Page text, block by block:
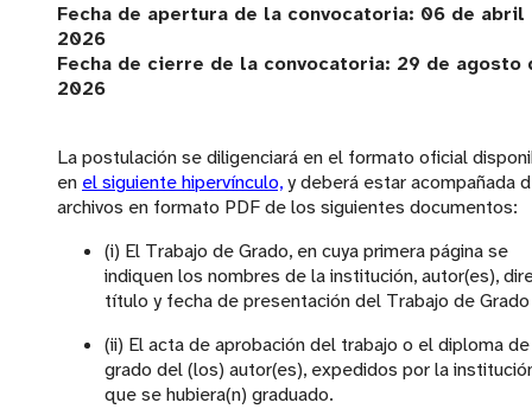
Fecha de apertura de la convocatoria: 06 de abril
2026
Fecha de cierre de la convocatoria: 29 de agosto
2026
La postulación se diligenciará en el formato oficial
en el siguiente hipervínculo,y deberá estar acompañada
archivos en formato PDF de los siguientes documentos:
(i) El Trabajo de Grado, en cuya primera página se
indiquen los nombres de la institución, autor(es),
título y fecha de presentación del Trabajo de Grado
(ii) El acta de aprobación del trabajo o el diploma de
grado del (los) autor(es), expedidos por la
que se hubiera(n) graduado.